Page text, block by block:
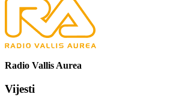
Radio Vallis Aurea
Vijesti